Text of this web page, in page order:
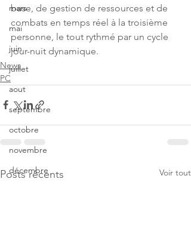
mars
mai
juin
juillet
aout
septembre
octobre
novembre
décembre
base, de gestion de ressources et de
combats en temps réel à la troisième
personne, le tout rythmé par un cycle
jour-nuit dynamique.
News
PC
Posts récents Voir tout